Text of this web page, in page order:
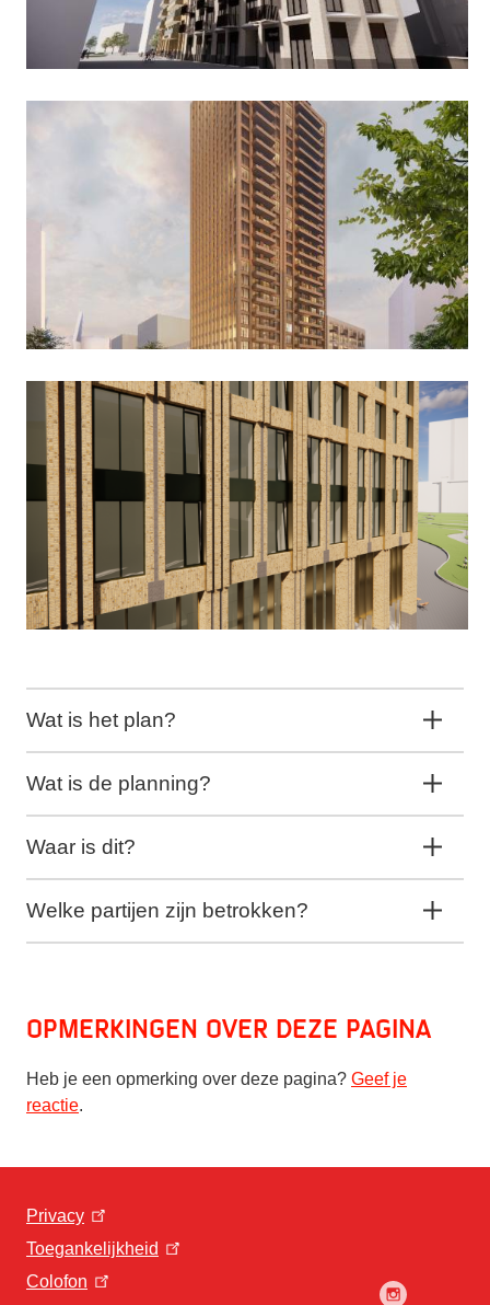
Wat is het plan?
Wat is de planning?
Waar is dit?
Welke partijen zijn betrokken?
Opmerkingen over deze pagina
Heb je een opmerking over deze pagina? Geef je
reactie.
Privacy
Toegankelijkheid
Colofon